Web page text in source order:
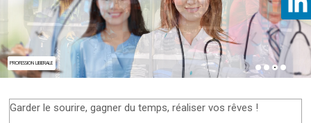
COMMERCANT
Garder le sourire, gagner du temps, réaliser vos rêves !